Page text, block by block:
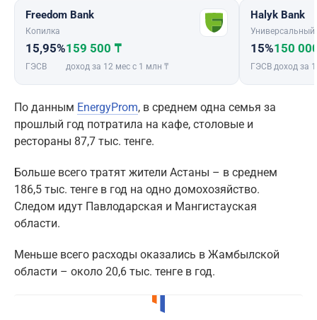
Freedom Bank
Копилка
15,95%
ГЭСВ
159 500 ₸
доход за 12 мес с 1 млн ₸
Halyk Bank
Универсальный
15%
ГЭСВ
150
доход за
По данным EnergyProm, в среднем одна семья за
прошлый год потратила на кафе, столовые и
рестораны 87,7 тыс. тенге.
Больше всего тратят жители Астаны – в среднем
186,5 тыс. тенге в год на одно домохозяйство.
Следом идут Павлодарская и Мангистауская
области.
Меньше всего расходы оказались в Жамбылской
области – около 20,6 тыс. тенге в год.